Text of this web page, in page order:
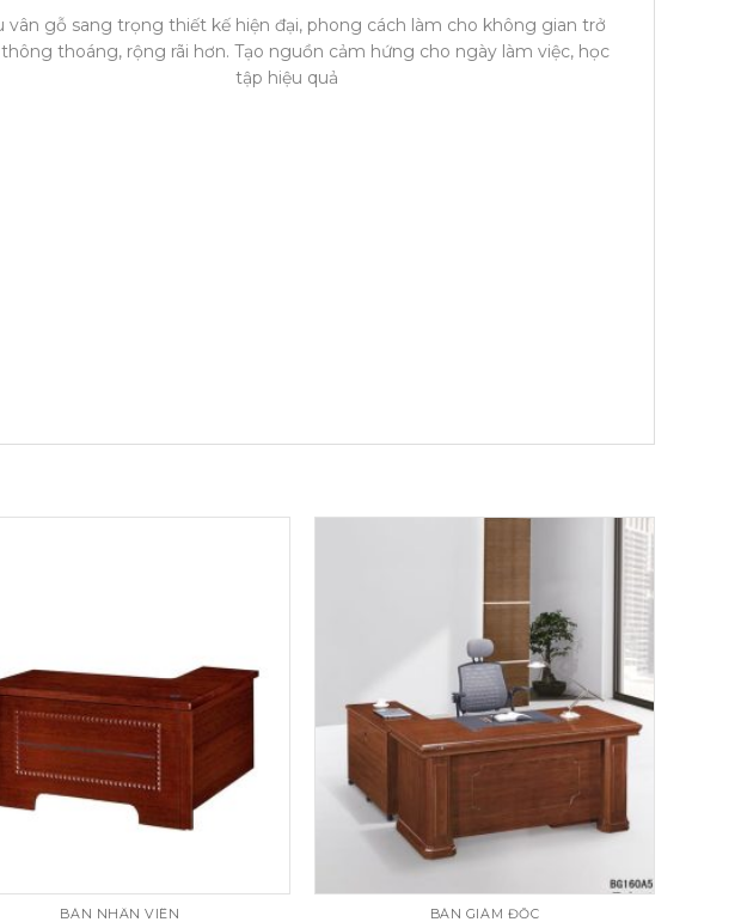
vân gỗ sang trọng thiết kế hiện đại, phong cách làm cho không gian trở
thoáng, rộng rãi hơn. Tạo nguồn cảm hứng cho ngày làm việc, học
tập hiệu quả
BÀN NHÂN VIÊN BÀN GIÁM ĐỐC